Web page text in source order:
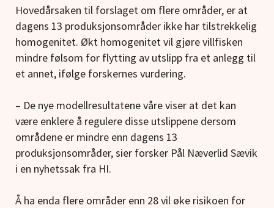
Hovedårsaken til forslaget om flere områder, er at
dagens 13 produksjonsområder ikke har tilstrekkelig
homogenitet. Økt homogenitet vil gjøre villfisken
mindre følsom for flytting av utslipp fra et anlegg til
et annet, ifølge forskernes vurdering.
– De nye modellresultatene våre viser at det kan
være enklere å regulere disse utslippene dersom
områdene er mindre enn dagens 13
produksjonsområder, sier forsker Pål Næverlid Sævik
i en nyhetssak fra HI.
Å ha enda flere områder enn 28 vil øke risikoen for